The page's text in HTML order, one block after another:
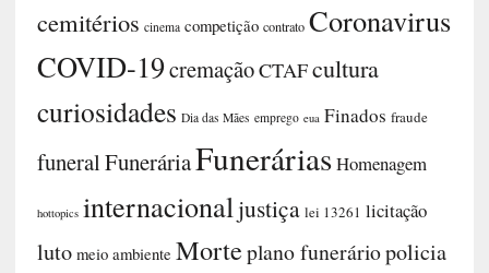
cemitérios cinema competição contrato Coronavirus
COVID-19cremaçãoCTAFcultura
curiosidades Dia das Mães emprego eua Finados fraude
funeralFuneráriaFuneráriasHomenagem
hottopics internacionaljustiça lei 13261 licitação
luto meio ambiente Morteplano funeráriopolicia